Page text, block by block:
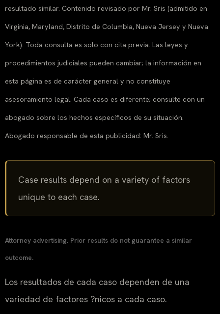
resultado similar. Contenido revisado por Mr. Sris (admitido en
Virginia, Maryland, Distrito de Columbia, Nueva Jersey y Nueva
York). Toda consulta es solo con cita previa. Las leyes y
procedimientos judiciales pueden cambiar; la información en
esta página es de carácter general y no constituye
asesoramiento legal. Cada caso es diferente; consulte con un
abogado sobre los hechos específicos de su situación.
Abogado responsable de esta publicidad: Mr. Sris.
Case results depend on a variety of factors
unique to each case.
Attorney advertising. Prior results do not guarantee a similar
outcome.
Los resultados de cada caso dependen de una
variedad de factores ?nicos a cada caso.